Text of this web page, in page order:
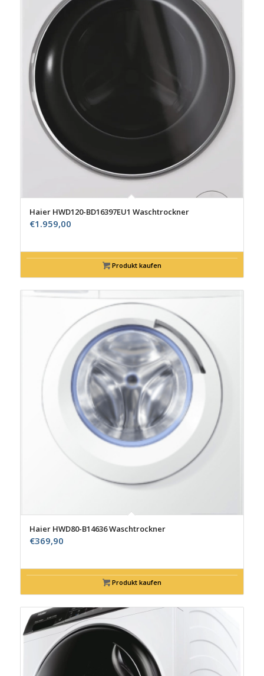
Haier HWD120-BD16397EU1 Waschtrockner
€1.959,00
Produkt kaufen
Haier HWD80-B14636 Waschtrockner
€369,90
Produkt kaufen